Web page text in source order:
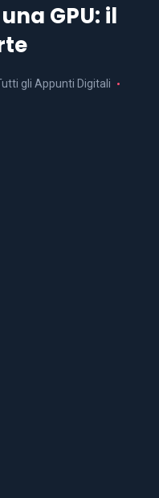
GPU: il
gli Appunti Digitali